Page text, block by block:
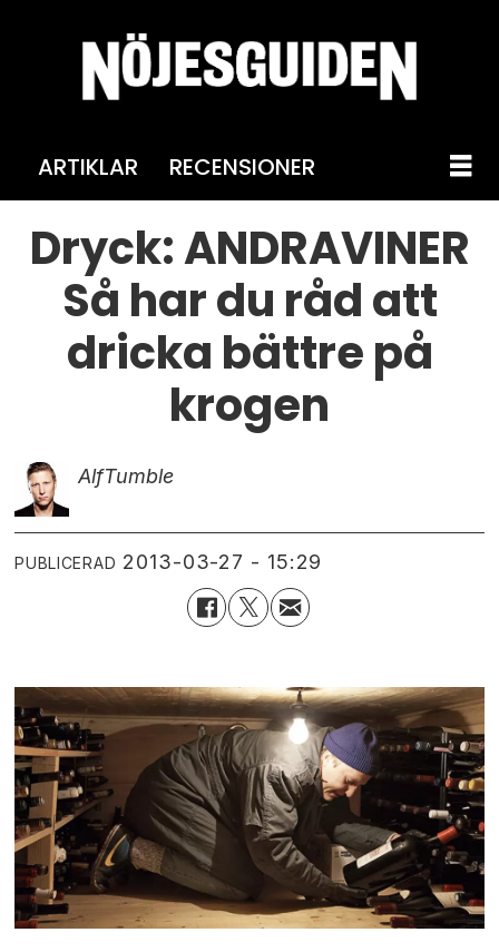
ARTIKLAR RECENSIONER
Dryck: ANDRAVINER
Så har du råd att
dricka bättre på
krogen
AlfTumble
PUBLICERAD 2013-03-27 - 15:29